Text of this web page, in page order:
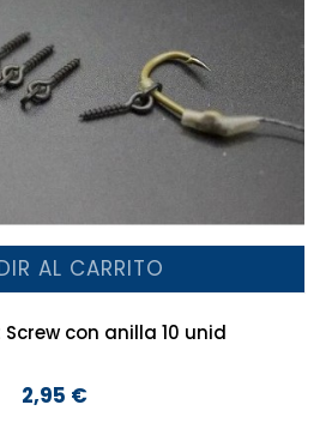
AL CARRITO
con anilla 10 unid
Precio
2,95 €